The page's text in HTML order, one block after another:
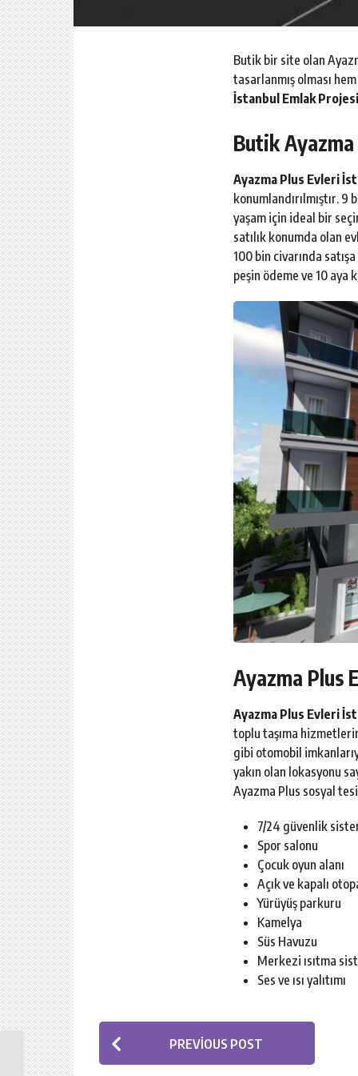
Butik bir site olan
tasarlanmış olması
İstanbul Emlak Projesi
Butik
Ayazma Plus Evleri
konumlandırılmıştır.
yaşam için ideal bir
satılık konumda olan
100 bin civarında
peşin ödeme ve 10 aya
Ayazma Plus
Ayazma Plus Evleri
toplu taşıma
gibi otomobil
yakın olan lokasyonu
Ayazma Plus sosyal
7/24 güvenlik
Spor salonu
Çocuk oyun alanı
Açık ve kapalı
Yürüyüş parkuru
Kamelya
Süs Havuzu
Merkezi ısıtma
Ses ve ısı yalıtımı
P
o
PREVIOUS POST